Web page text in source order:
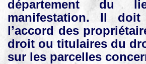
département du
manifestation. Il
l’accord des
droit ou titulaires du
sur les parcelles